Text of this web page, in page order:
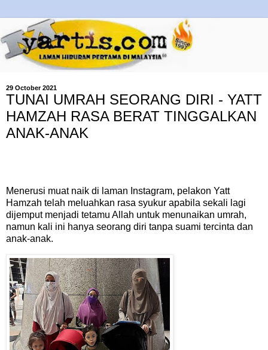
29 October 2021
TUNAI UMRAH SEORANG DIRI - YATT
HAMZAH RASA BERAT TINGGALKAN
ANAK-ANAK
Menerusi muat naik di laman Instagram, pelakon Yatt
Hamzah telah meluahkan rasa syukur apabila sekali lagi
dijemput menjadi tetamu Allah untuk menunaikan umrah,
namun kali ini hanya seorang diri tanpa suami tercinta dan
anak-anak.